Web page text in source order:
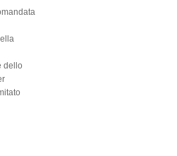
dello